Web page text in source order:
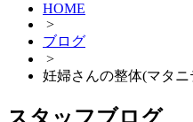
HOME
>
ブログ
>
妊婦さんの整体(マタ